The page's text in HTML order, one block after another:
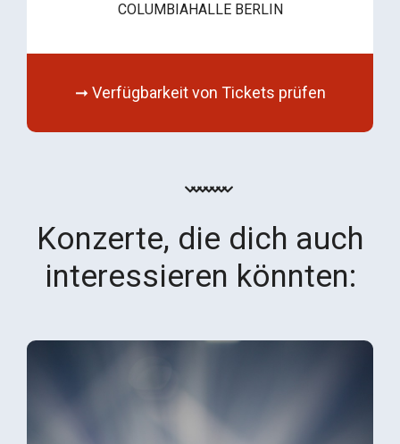
COLUMBIAHALLE BERLIN
➞ Verfügbarkeit von Tickets prüfen
Konzerte, die dich auch
interessieren könnten: